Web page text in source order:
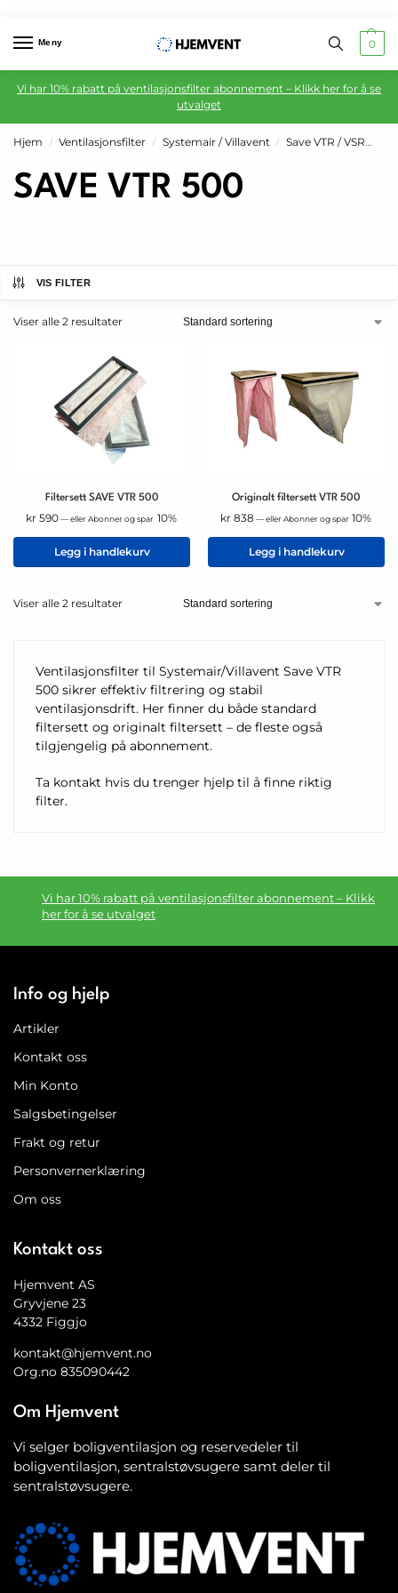
Meny 0
Vi har 10% rabatt på ventilasjonsfilter abonnement – Klikk her for å se
utvalget
Hjem / Ventilasjonsfilter / Systemair / Villavent / Save VTR / VSR
SAVE VTR 500
VIS FILTER
Viser alle 2 resultater
Filtersett SAVE VTR 500
kr 590 —eller Abonner og spar 10%
Legg i handlekurv
Originalt filtersett VTR 500
kr838 —eller Abonner og spar 10%
Legg i handlekurv
Viser alle 2 resultater
Ventilasjonsfilter til Systemair/Villavent Save VTR
500 sikrer effektiv filtrering og stabil
ventilasjonsdrift. Her finner du både standard
filtersett og originalt filtersett – de fleste også
tilgjengelig på abonnement.
Ta kontakt hvis du trenger hjelp til å finne riktig
filter.
Vi har 10% rabatt på ventilasjonsfilter abonnement – Klikk
her for å se utvalget
Info og hjelp
Artikler
Kontakt oss
Min Konto
Salgsbetingelser
Frakt og retur
Personvernerklæring
Om oss
Kontakt oss
Hjemvent AS
Gryvjene 23
4332 Figgjo
kontakt@hjemvent.no
Org.no 835090442
Om Hjemvent
Vi selger boligventilasjon og reservedeler til
boligventilasjon, sentralstøvsugere samt deler til
sentralstøvsugere.